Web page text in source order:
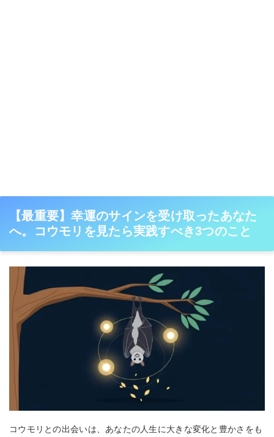
【最重要】幸運のサインを受け取ったあなた
へ。コウモリを見たら実践すべき3つのこと
コウモリとの出会いは、あなたの人生に大きな変化と豊かさをも